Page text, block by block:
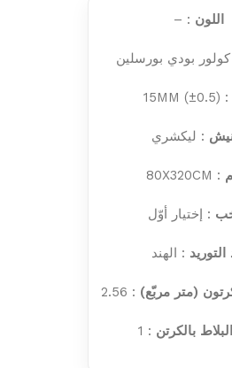
اللون : –
بودي بورسلين
: 15MM (±0.5)
: ليكشري
: 80X320CM
: إختيار أوّل
التوريد : الهند
(متر مربّع) : 2.56
بالكرتن : 1